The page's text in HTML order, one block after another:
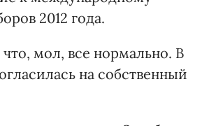
2012 года.
мол, все нормально. В
на собственный